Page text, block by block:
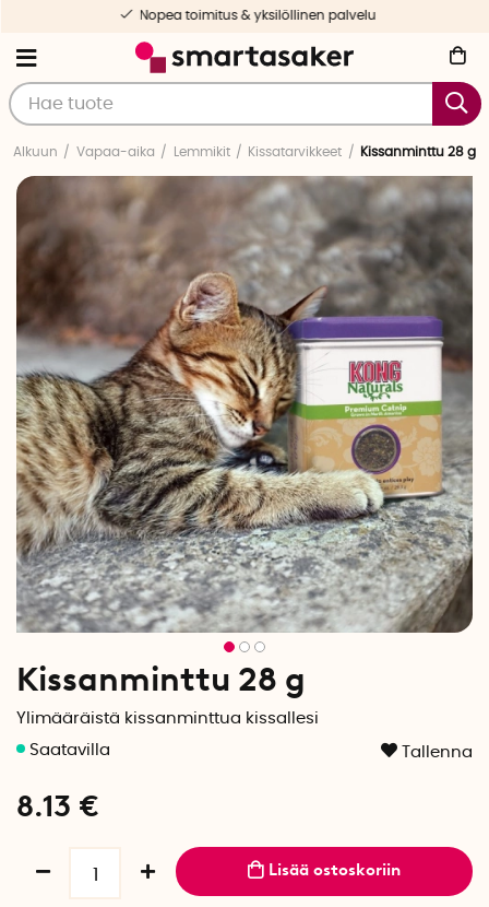
Nopea toimitus & yksilöllinen palvelu
Alkuun Vapaa-aika Lemmikit Kissatarvikkeet Kissanminttu 28 g
Kissanminttu 28 g
Ylimääräistä kissanminttua kissallesi
Tallenna
8.13 €
Lisää ostoskoriin